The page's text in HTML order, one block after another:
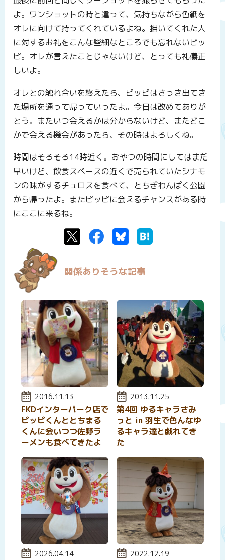
よ。ワンショットの時と違って、気持ちながら色紙を
オレに向けて持ってくれているよね。描いてくれた人
に対するお礼をこんな些細なところでも忘れないピッ
ピ。オレが言えたことじゃないけど、とっても礼儀正
しいよ。
オレとの触れ合いを終えたら、ピッピはさっき出てき
た場所を通って帰っていったよ。今日は改めてありが
とう。またいつ会えるかは分からないけど、またどこ
かで会える機会があったら、その時はよろしくね。
時間はそろそろ14時近く。おやつの時間にしてはまだ
早いけど、飲食スペースの近くで売られていたシナモ
ンの味がするチュロスを食べて、とちぎわんぱく公園
から帰ったよ。またピッピに会えるチャンスがある時
にここに来るね。
TwitterFacebookBluesky
関係ありそうな記事
投稿日:
2016.11.13
FKDインターパーク店で
ピッピくんととちまる
くんに会いつつ佐野ラ
ーメンも食べてきたよ
投稿日:
2013.11.25
第4回 ゆるキャラさみ
っと in 羽生で色んなゆ
るキャラ達と戯れてき
た
投稿日:
2026.04.14 投稿日:
2022.12.19